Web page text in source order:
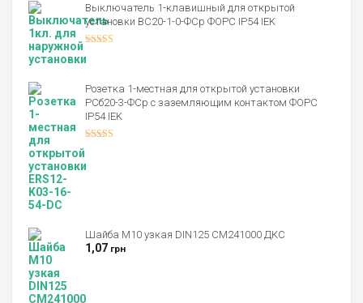
Выключатель 1-клавишный для открытой
установки ВС20-1-0-ФСр ФОРС IP54 IEK
4.00
Розетка 1-местная для открытой установки
РСб20-3-ФСр с заземляющим контактом ФОРС
IP54 IEK
Шайба М10 узкая DIN125 CM241000 ДКС
1,07 грн